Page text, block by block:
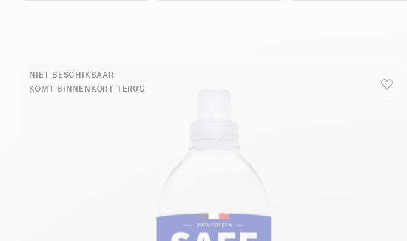
NIET BESCHIKBAAR
KOMT BINNENKORT TERUG